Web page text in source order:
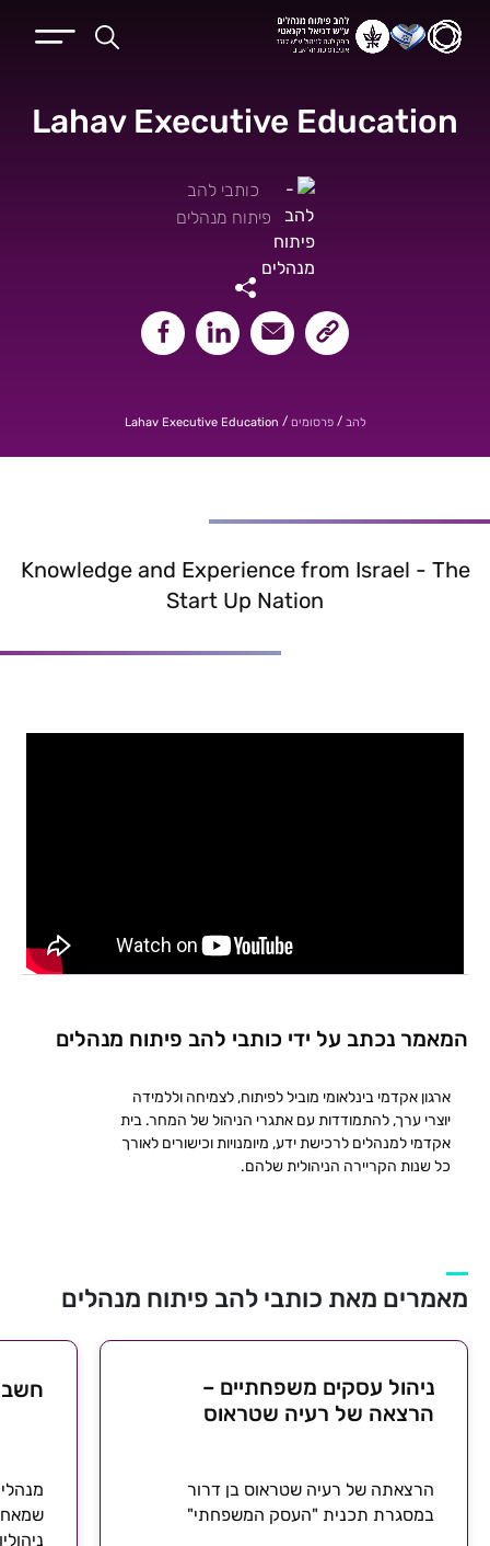
Lahav Executive Education
כותבי להב
פיתוח מנהלים
שיתוף קישור העמוד
שיתוף במיילשיתוף בלינקאדיןשיתוף בפייסבוק
להב /פרסומים /
Lahav Executive Education
Lahav Executive Education | כותבי להב פיתוח מנהלים
Knowledge and Experience from Israel - The
Start Up Nation
המאמר נכתב על ידי כותבי להב פיתוח מנהלים
ארגון אקדמי בינלאומי מוביל לפיתוח, לצמיחה וללמידה
יוצרי ערך, להתמודדות עם אתגרי הניהול של המחר. בית
אקדמי למנהלים לרכישת ידע, מיומנויות וכישורים לאורך
כל שנות הקריירה הניהולית שלהם.
מאמרים מאת כותבי להב פיתוח מנהלים
ניהול עסקים משפחתיים –
הרצאה של רעיה שטראוס
הרצאתה של רעיה שטראוס בן דרור
במסגרת תכנית "העסק המשפחתי"